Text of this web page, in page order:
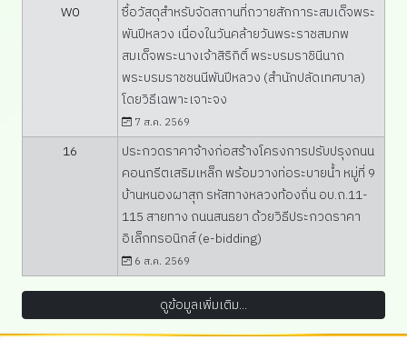
W0
ซื้อวัสดุสำหรับจัดสถานที่ถวายสักการะสมเด็จพระ
พันปีหลวง เนื่องในวันคล้ายวันพระราชสมภพ
สมเด็จพระนางเจ้าสิริกิติ์ พระบรมราชินีนาถ
พระบรมราชชนนีพันปีหลวง (สำนักปลัดเทศบาล)
โดยวิธีเฉพาะเจาะจง
7 ส.ค. 2569
16
ประกวดราคาจ้างก่อสร้างโครงการปรับปรุงถนน
คอนกรีตเสริมเหล็ก พร้อมวางท่อระบายน้ำ หมู่ที่ 9
บ้านหนองผาสุก รหัสทางหลวงท้องถิ่น อบ.ถ.11-
115 สายทาง ถนนสนธยา ด้วยวิธีประกวดราคา
อิเล็กทรอนิกส์ (e-bidding)
6 ส.ค. 2569
ดูข้อมูลเพิ่มเติม...